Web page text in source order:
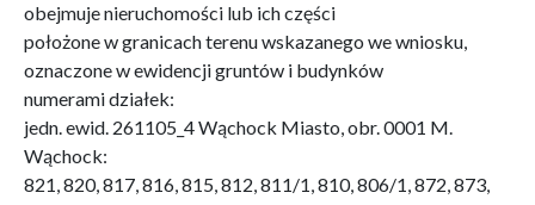
obejmuje nieruchomości lub ich części
położone w granicach terenu wskazanego we wniosku,
oznaczone w ewidencji gruntów i budynków
numerami działek:
jedn. ewid. 261105_4 Wąchock Miasto, obr. 0001 M.
Wąchock:
821, 820, 817, 816, 815, 812, 811/1, 810, 806/1, 872, 873,